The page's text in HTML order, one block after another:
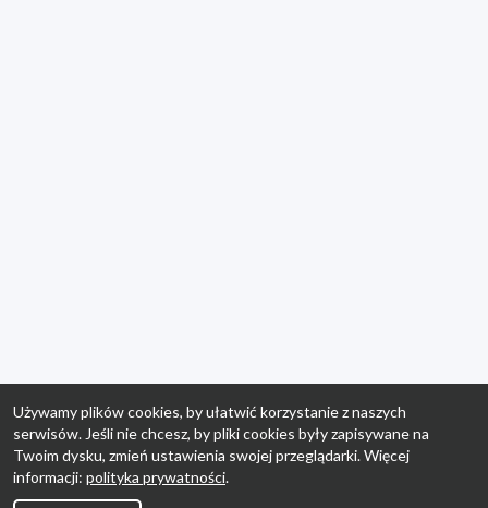
Używamy plików cookies, by ułatwić korzystanie z naszych
serwisów. Jeśli nie chcesz, by pliki cookies były zapisywane na
Twoim dysku, zmień ustawienia swojej przeglądarki. Więcej
informacji: polityka prywatności.